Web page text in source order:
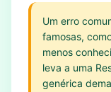
Um erro
famosas,
menos
leva a uma
genérica